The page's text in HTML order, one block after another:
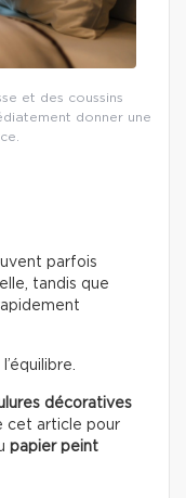
et des coussins
donner une
parfois
tandis que
décoratives
cet article pour
papier peint